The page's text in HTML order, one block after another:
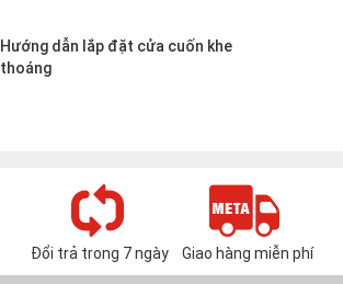
Hướng dẫn lắp đặt cửa cuốn khe
thoáng
Đổi trả trong 7 ngày Giao hàng miễn phí